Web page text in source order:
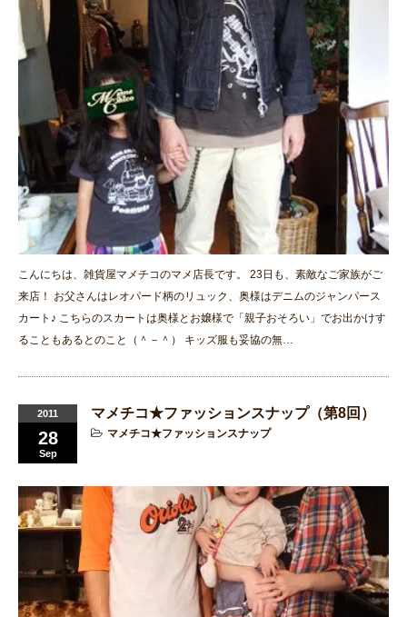
こんにちは、雑貨屋マメチコのマメ店長です。 23日も、素敵なご家族がご
来店！ お父さんはレオパード柄のリュック、奥様はデニムのジャンパース
カート♪ こちらのスカートは奥様とお嬢様で「親子おそろい」でお出かけす
ることもあるとのこと（＾－＾） キッズ服も妥協の無…
2011
28
Sep
マメチコ★ファッションスナップ（第8回）
マメチコ★ファッションスナップ